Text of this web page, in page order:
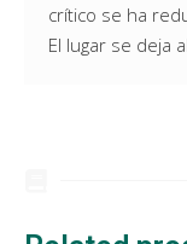
crítico se ha
El lugar se deja